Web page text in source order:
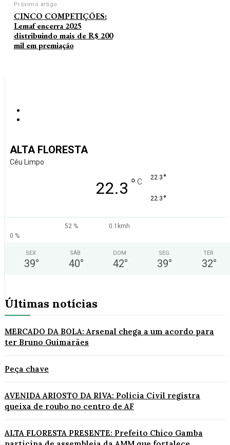
Próximo artigo
CINCO COMPETIÇÕES:
Lemaf encerra 2025
distribuindo mais de R$ 200
mil em premiação
ALTA FLORESTA
Céu Limpo
22.3 ° C 22.3 °
22.3 °
52 %
0.1kmh
0 %
SEX
39°
SÁB
40°
DOM
42°
SEG
39°
TER
32°
Últimas notícias
MERCADO DA BOLA: Arsenal chega a um acordo para
ter Bruno Guimarães
Peça chave
AVENIDA ARIOSTO DA RIVA: Polícia Civil registra
queixa de roubo no centro de AF
ALTA FLORESTA PRESENTE: Prefeito Chico Gamba